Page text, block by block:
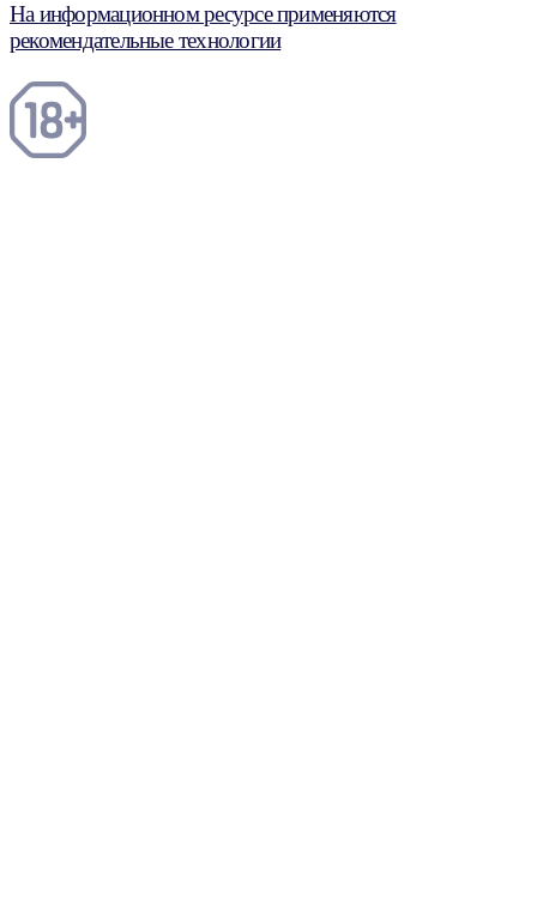
На информационном ресурсе применяются
рекомендательные технологии